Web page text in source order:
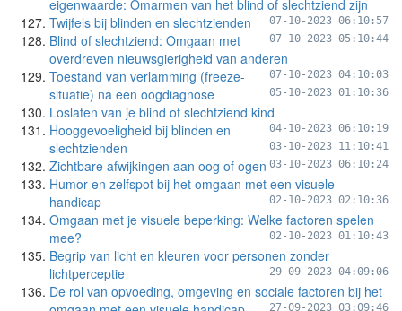
eigenwaarde: Omarmen van het blind of slechtziend zijn
07-10-2023 06:10:57
Twijfels bij blinden en slechtzienden
07-10-2023 05:10:44
Blind of slechtziend: Omgaan met
overdreven nieuwsgierigheid van anderen
07-10-2023 04:10:03
Toestand van verlamming (freeze-
situatie) na een oogdiagnose
05-10-2023 01:10:36
Loslaten van je blind of slechtziend kind
04-10-2023 06:10:19
Hooggevoeligheid bij blinden en
slechtzienden
03-10-2023 11:10:41
Zichtbare afwijkingen aan oog of ogen 03-10-2023 06:10:24
Humor en zelfspot bij het omgaan met een visuele
handicap
02-10-2023 02:10:36
Omgaan met je visuele beperking: Welke factoren spelen
mee?
02-10-2023 01:10:43
Begrip van licht en kleuren voor personen zonder
lichtperceptie
29-09-2023 04:09:06
De rol van opvoeding, omgeving en sociale factoren bij het
27-09-2023 03:09:46